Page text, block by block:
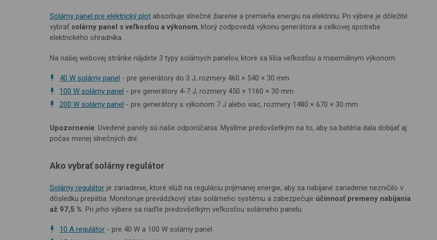
Solárny panel pre elektrický plot absorbuje slnečné žiarenie a premieňa energiu na elektrinu. Pri výbere je dôležité
vybrať solárny panel s veľkosťou a výkonom, ktorý zodpovedá výkonu generátora a celkovej spotrebe
elektrického ohradníka.
Na našej webovej stránke nájdete 3 typy solárnych panelov, ktoré sa líšia veľkosťou a maximálnym výkonom:
40 W solárny panel - pre generátory do 3 J, rozmery 460 × 540 × 30 mm
100 W solárny panel - pre generátory 4-7 J, rozmery 450 × 1160 × 30 mm
200 W solárny panel - pre generátory s výkonom 7 J alebo viac, rozmery 1480 × 670 × 30 mm
Upozornenie: Uvedené panely sú naše odporúčania. Myslíme predovšetkým na to, aby sa batéria dala dobíjať aj
počas menej slnečných dní.
Ako vybrať solárny regulátor
Solárny regulátor je zariadenie, ktoré slúži na reguláciu prijímanej energie, aby sa nabíjané zariadenie nezničilo v
dôsledku prepätia. Monitoruje prevádzkový stav solárneho systému a zabezpečuje účinnosť premeny nabíjania
až 97,5 %. Pri jeho výbere sa riaďte predovšetkým veľkosťou solárneho panelu.
10 A regulátor - pre 40 W a 100 W solárny panel